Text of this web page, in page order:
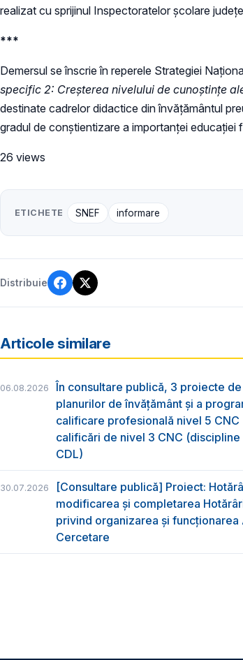
realizat cu sprijinul Inspectoratelor școlare
***
Demersul se înscrie în reperele Strategiei
specific 2: Creșterea nivelului de cunoștințe
destinate cadrelor didactice din învățământul
gradul de conștientizare a importanței educației
26 views
ETICHETE SNEF informare
Distribuie
Articole similare
06.08.2026
În consultare publică, 3 proiecte
planurilor de învățământ și a
calificare profesională nivel 5
calificări de nivel 3 CNC
CDL)
30.07.2026
[Consultare publică] Proiect:
modificarea și completarea
privind organizarea şi
Cercetare